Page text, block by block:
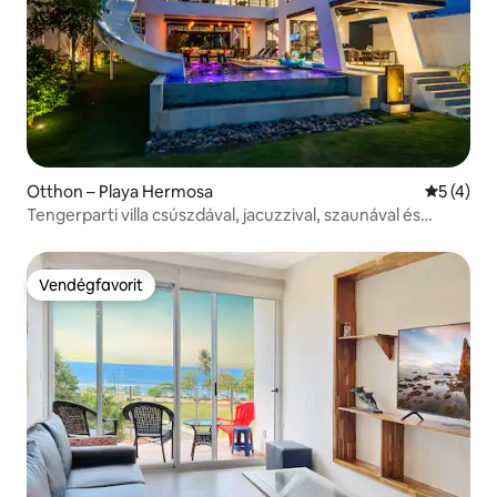
Otthon – Playa Hermosa Átlagos
5 (4)
Tengerparti villa csúszdával, jacuzzival, szaunával és
Vendégfavorit
Vendégfavorit